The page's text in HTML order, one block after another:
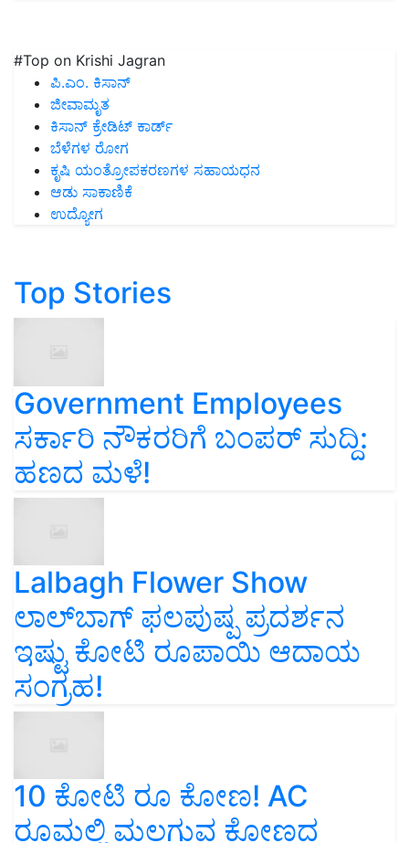
#Top on Krishi Jagran
ಪಿ.ಎಂ. ಕಿಸಾನ್
ಜೀವಾಮೃತ
ಕಿಸಾನ್ ಕ್ರೇಡಿಟ್ ಕಾರ್ಡ್
ಬೆಳೆಗಳ ರೋಗ
ಕೃಷಿ ಯಂತ್ರೋಪಕರಣಗಳ ಸಹಾಯಧನ
ಆಡು ಸಾಕಾಣಿಕೆ
ಉದ್ಯೋಗ
Top Stories
Government Employees
ಸರ್ಕಾರಿ ನೌಕರರಿಗೆ ಬಂಪರ್‌ ಸುದ್ದಿ:
ಹಣದ ಮಳೆ!
Lalbagh Flower Show
ಲಾಲ್‌ಬಾಗ್ ಫಲಪುಷ್ಪ ಪ್ರದರ್ಶನ
ಇಷ್ಟು ಕೋಟಿ ರೂಪಾಯಿ ಆದಾಯ
ಸಂಗ್ರಹ!
10 ಕೋಟಿ ರೂ ಕೋಣ! AC
ರೂಮಲ್ಲಿ ಮಲಗುವ ಕೋಣದ